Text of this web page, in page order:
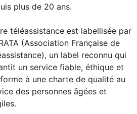
plus de 20 ans.
téléassistance est labellisée par
(Association Française de
un label reconnu qui
un service fiable, éthique et
à une charte de qualité au
des personnes âgées et